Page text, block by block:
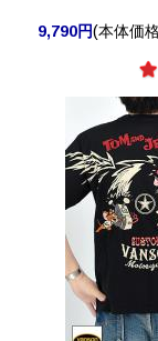
9,790円(本体価